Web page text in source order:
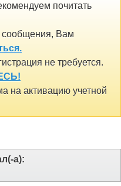
почитать
сообщения, Вам
не требуется.
на активацию учетной
а):